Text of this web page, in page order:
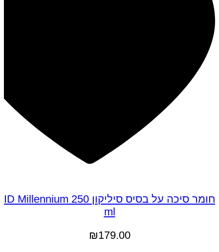
חומר סיכה על בסיס סיליקון ID Millennium 250
ml
₪179.00